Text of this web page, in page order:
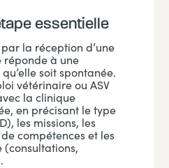
essentielle
la réception d’une
réponde à une
soit spontanée.
vétérinaire ou ASV
la clinique
en précisant le type
les missions, les
compétences et les
(consultations,